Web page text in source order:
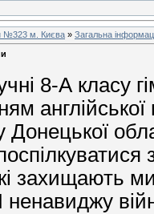
№323 м. Києва » Загальна
8-А класу
Донецької
захищають
ненавиджу